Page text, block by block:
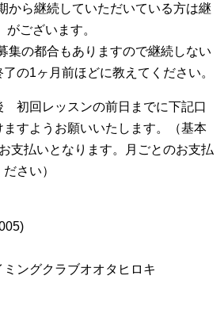
から継続していただいている方は継
ございます。
集の都合もありますので継続しない
の1ヶ月前ほどに教えてください。
初回レッスンの前日までに下記口
すようお願いいたします。（基本
支払いとなります。月ごとのお支払
さい）
ングクラブオオタヒロキ